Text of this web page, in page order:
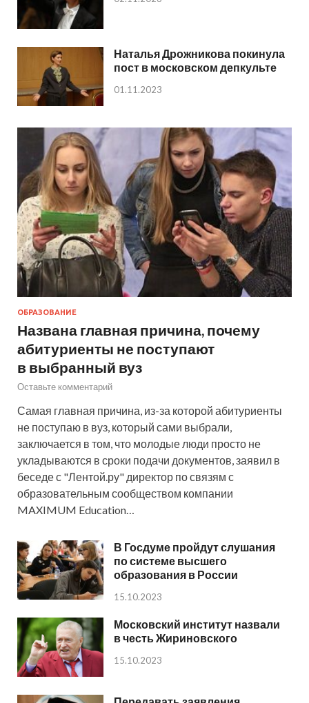
Наталья Дрожникова покинула
пост в московском депкульте
01.11.2023
ОБРАЗОВАНИЕ
Названа главная причина, почему
абитуриенты не поступают
в выбранный вуз
Оставьте комментарий
Самая главная причина, из-за которой абитуриенты
не поступаю в вуз, который сами выбрали,
заключается в том, что молодые люди просто не
укладываются в сроки подачи документов, заявил в
беседе с "Лентой.ру" директор по связям с
образовательным сообществом компании
MAXIMUM Education…
В Госдуме пройдут слушания
по системе высшего
образования в России
15.10.2023
Московский институт назвали
в честь Жириновского
15.10.2023